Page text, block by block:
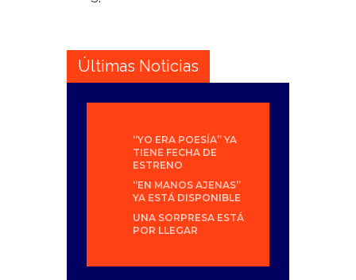
Últimas Noticias
“YO ERA POESÍA” YA
TIENE FECHA DE
ESTRENO
“EN MANOS AJENAS”
YA ESTÁ DISPONIBLE
UNA SORPRESA ESTÁ
POR LLEGAR